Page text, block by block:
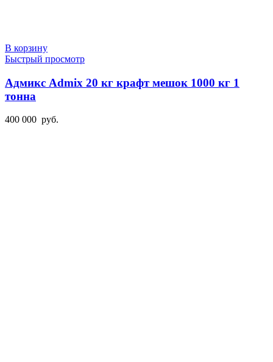
В корзину
Быстрый просмотр
Адмикс Admix 20 кг крафт мешок 1000 кг 1
тонна
400 000 руб.